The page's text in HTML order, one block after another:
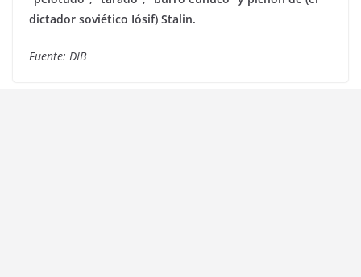
dictador soviético Iósif) Stalin.
Fuente: DIB